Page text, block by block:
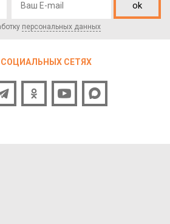
ok
персональных данных
СЕТЯХ